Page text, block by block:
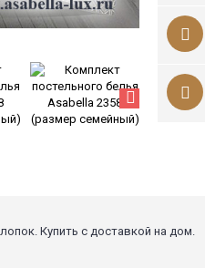
Купить с доставкой на дом.